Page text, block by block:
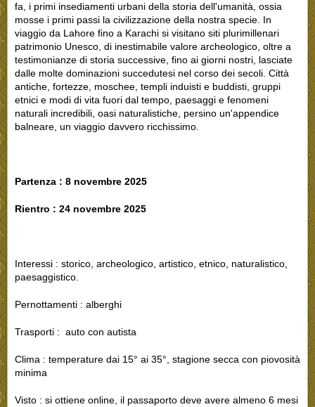
fa, i primi insediamenti urbani della storia dell'umanità, ossia
mosse i primi passi la civilizzazione della nostra specie. In
viaggio da Lahore fino a Karachi si visitano siti plurimillenari
patrimonio Unesco, di inestimabile valore archeologico, oltre a
testimonianze di storia successive, fino ai giorni nostri, lasciate
dalle molte dominazioni succedutesi nel corso dei secoli. Città
antiche, fortezze, moschee, templi induisti e buddisti, gruppi
etnici e modi di vita fuori dal tempo, paesaggi e fenomeni
naturali incredibili, oasi naturalistiche, persino un'appendice
balneare, un viaggio davvero ricchissimo.
Partenza : 8 novembre 2025
Rientro : 24 novembre 2025
Interessi : storico, archeologico, artistico, etnico, naturalistico,
paesaggistico.
Pernottamenti : alberghi
Trasporti : auto con autista
Clima : temperature dai 15° ai 35°, stagione secca con piovosità
minima
Visto : si ottiene online, il passaporto deve avere almeno 6 mesi